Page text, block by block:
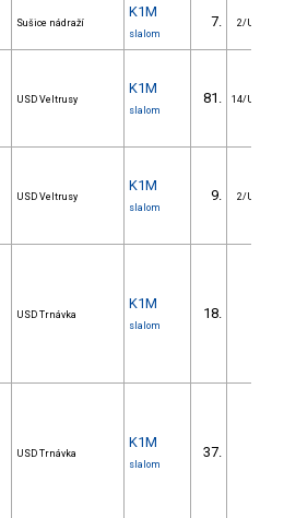
Sušice nádraží
K1M
slalom
7. 2/U23
USD Veltrusy
K1M
slalom
81. 14/U23
USD Veltrusy
K1M
slalom
9. 2/U23
USD Trnávka
K1M
slalom
18.
USD Trnávka
K1M
slalom
37.